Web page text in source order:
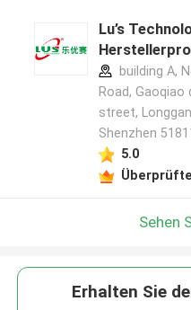
Lu’s
building A,
Road, Gaoqiao
street,
Shenzhen
5.0
Sehen
Erhalten Sie